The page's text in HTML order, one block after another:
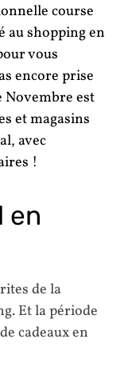
course
au shopping en
vous
encore prise
Novembre est
et magasins
avec
!
en
de la
Et la période
cadeaux en